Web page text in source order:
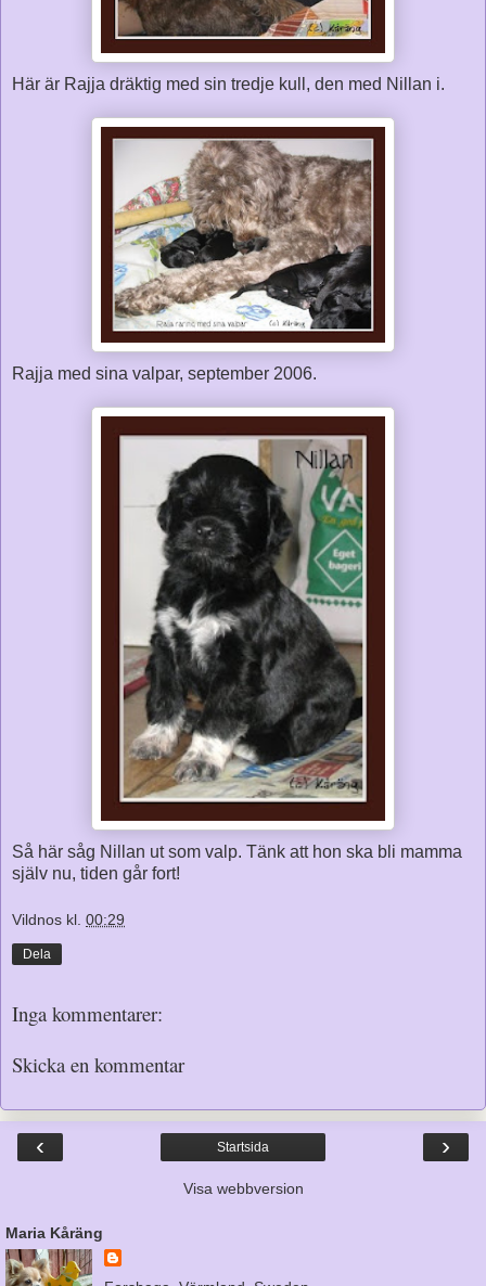
Här är Rajja dräktig med sin tredje kull, den med Nillan i.
Rajja med sina valpar, september 2006.
Så här såg Nillan ut som valp. Tänk att hon ska bli mamma
själv nu, tiden går fort!
Vildnos kl. 00:29
Dela
Inga kommentarer:
Skicka en kommentar
‹ ›
Startsida
Visa webbversion
Maria Kåräng